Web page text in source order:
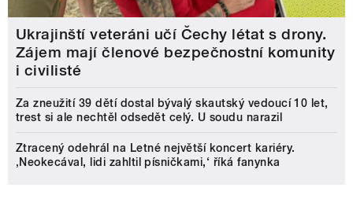
Ukrajinští veteráni učí Čechy létat s drony.
Zájem mají členové bezpečnostní komunity
i civilisté
Za zneužití 39 dětí dostal bývalý skautský vedoucí 10 let,
trest si ale nechtěl odsedět celý. U soudu narazil
Ztracený odehrál na Letné největší koncert kariéry.
‚Neokecával, lidi zahltil písničkami,‘ říká fanynka